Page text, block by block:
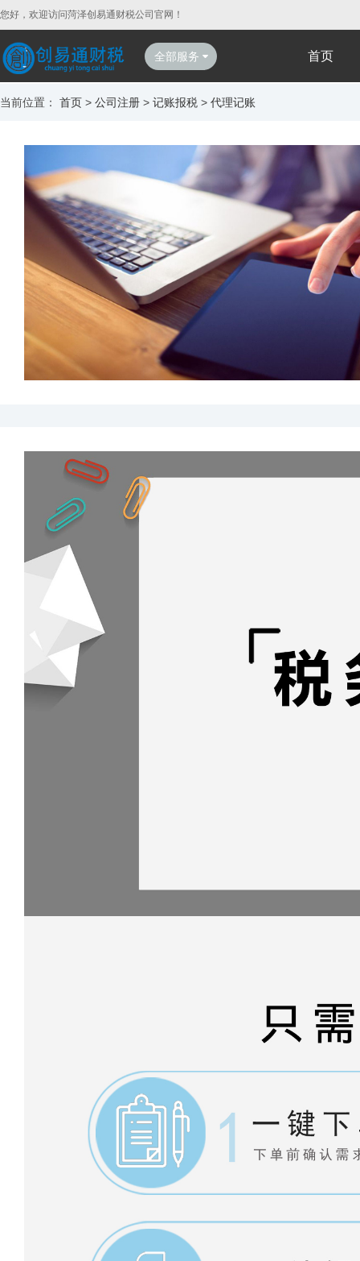
您好，欢迎访问菏泽创易通财税公司官网！
全部服务 首页
当前位置： 首页 > 公司注册 > 记账报税 > 代理记账